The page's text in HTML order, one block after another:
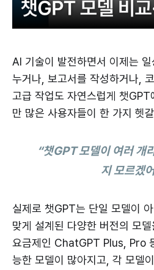
AI 기술이 발전하면서 이제는
누거나, 보고서를 작성하거나,
고급 작업도 자연스럽게 챗GPT
만 많은 사용자들이 한 가지 헷
“챗GPT 모델이 여러 개
지 모르겠
실제로 챗GPT는 단일 모델이
맞게 설계된 다양한 버전의 모
요금제인 ChatGPT Plus, Pro
능한 모델이 많아지고, 각 모델